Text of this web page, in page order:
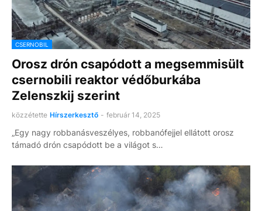
CSERNOBIL
Orosz drón csapódott a megsemmisült
csernobili reaktor védőburkába
Zelenszkij szerint
közzétette Hírszerkesztő - február 14, 2025
„Egy nagy robbanásveszélyes, robbanófejjel ellátott orosz
támadó drón csapódott be a világot s…